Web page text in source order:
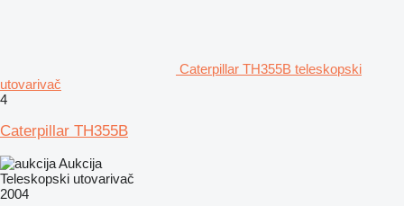
Caterpillar TH355B teleskopski
utovarivač
4
Caterpillar TH355B
Aukcija
Teleskopski utovarivač
2004